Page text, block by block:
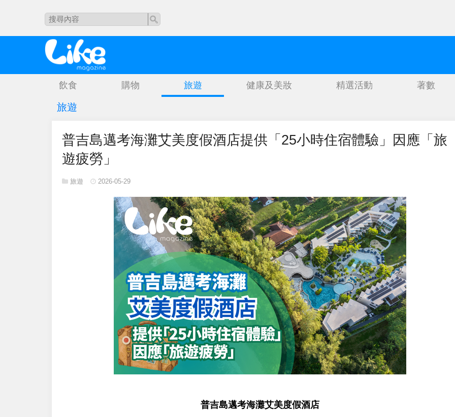
飲食 購物 旅遊 健康及美妝 精選活動 著數
旅遊
普吉島邁考海灘艾美度假酒店提供「25小時住宿體驗」因應「旅
遊疲勞」
旅遊 2026-05-29
普吉島邁考海灘艾美度假酒店